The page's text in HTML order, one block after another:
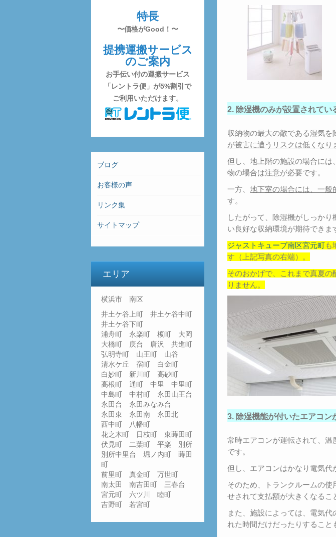
特長
〜価格がGood！〜
提携運搬サービス
のご案内
お手伝い付の運搬サービス
「レントラ便」が5%割引で
ご利用いただけます。
ブログ
お客様の声
リンク集
サイトマップ
エリア
横浜市 南区
井土ケ谷上町 井土ケ谷中町
井土ケ谷下町
浦舟町 永楽町 榎町 大岡
大橋町 庚台 唐沢 共進町
弘明寺町 山王町 山谷
清水ケ丘 宿町 白金町
白妙町 新川町 高砂町
高根町 通町 中里 中里町
中島町 中村町 永田山王台
永田台 永田みなみ台
永田東 永田南 永田北
西中町 八幡町
花之木町 日枝町 東蒔田町
伏見町 二葉町 平楽 別所
別所中里台 堀ノ内町 蒔田
町
前里町 真金町 万世町
南太田 南吉田町 三春台
宮元町 六ツ川 睦町
吉野町 若宮町
2. 除湿機のみが設置されてい
収納物の最大の敵である湿気を
が被害に遭うリスクは低くなり
但し、地上階の施設の場合に
物の場合は注意が必要です。
一方、地下室の場合には、一般
す。
したがって、除湿機がしっか
い良好な収納環境が期待できま
ジャストキューブ南区宮元町も
す（上記写真の右端）。
そのおかげで、これまで真夏
りません。
3. 除湿機能が付いたエアコン
常時エアコンが運転されて、
です。
但し、エアコンはかなり電気代
そのため、トランクルームの
せされて支払額が大きくなるこ
また、施設によっては、電気
れた時間だけだったりすること